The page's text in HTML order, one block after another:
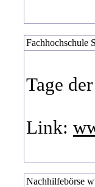
Fachhochschule
Tage
Link:
Nachhilfebörse